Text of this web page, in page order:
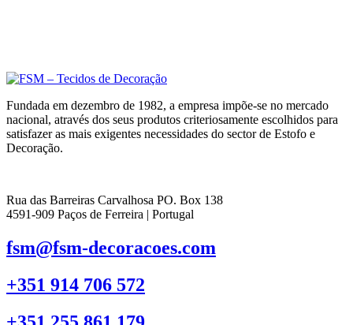
Fundada em dezembro de 1982, a empresa impõe-se no mercado
nacional, através dos seus produtos criteriosamente escolhidos para
satisfazer as mais exigentes necessidades do sector de Estofo e
Decoração.
Rua das Barreiras Carvalhosa PO. Box 138
4591-909 Paços de Ferreira | Portugal
fsm@fsm-decoracoes.com
+351 914 706 572